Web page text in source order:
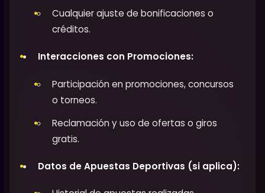
Cualquier ajuste de bonificaciones o
créditos.
Interacciones con Promociones:
Participación en promociones, concursos
o torneos.
Reclamación y uso de ofertas o giros
gratis.
Datos de Apuestas Deportivas (si aplica):